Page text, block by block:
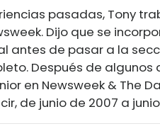
pasadas, Tony
Dijo que se
antes de pasar a la
Después de
en Newsweek & The
de junio de 2007 a